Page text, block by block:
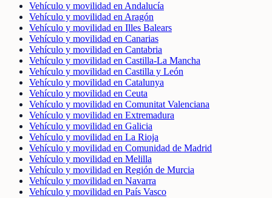
Vehículo y movilidad en Andalucía
Vehículo y movilidad en Aragón
Vehículo y movilidad en Illes Balears
Vehículo y movilidad en Canarias
Vehículo y movilidad en Cantabria
Vehículo y movilidad en Castilla-La Mancha
Vehículo y movilidad en Castilla y León
Vehículo y movilidad en Catalunya
Vehículo y movilidad en Ceuta
Vehículo y movilidad en Comunitat Valenciana
Vehículo y movilidad en Extremadura
Vehículo y movilidad en Galicia
Vehículo y movilidad en La Rioja
Vehículo y movilidad en Comunidad de Madrid
Vehículo y movilidad en Melilla
Vehículo y movilidad en Región de Murcia
Vehículo y movilidad en Navarra
Vehículo y movilidad en País Vasco